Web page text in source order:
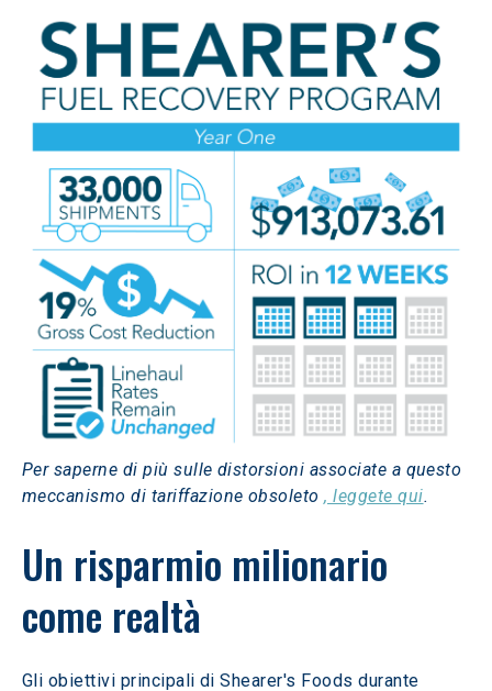
Per saperne di più sulle distorsioni associate a questo
meccanismo di tariffazione obsoleto , leggete qui.
Un risparmio milionario
come realtà
Gli obiettivi principali di Shearer's Foods durante